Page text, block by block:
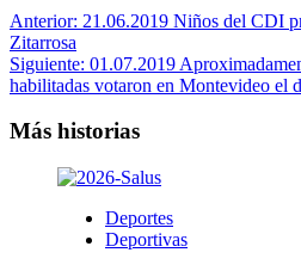
Anterior: 21.06.2019 Niños del CDI
Zitarrosa
Siguiente: 01.07.2019
habilitadas votaron en Montevideo el
Más historias
Deportes
Deportivas